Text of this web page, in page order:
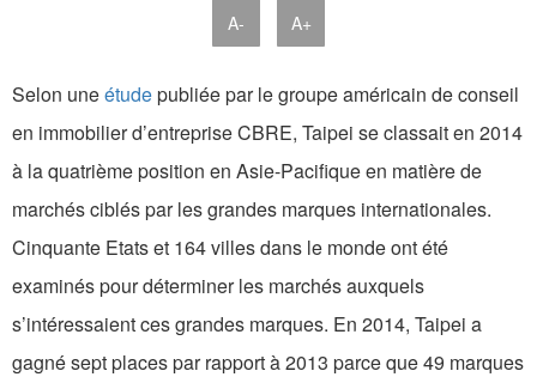
A-
A+
Selon uneétudepubliée par le groupe américain de conseil
en immobilier d’entreprise CBRE, Taipei se classait en 2014
à la quatrième position en Asie-Pacifique en matière de
marchés ciblés par les grandes marques internationales.
Cinquante Etats et 164 villes dans le monde ont été
examinés pour déterminer les marchés auxquels
s’intéressaient ces grandes marques. En 2014, Taipei a
gagné sept places par rapport à 2013 parce que 49 marques